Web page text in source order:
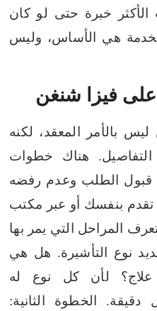
خبرة حتى لو كان
هي الأساس، وليس
فيزا شنغن
بالأمر المعقد، لكنه
التفاصيل. هناك خطوات
قبول الطلب وعدم رفضه
بنفسك أو عبر مكتب
المراحل التي يمر بها
نوع التأشيرة. هل هي
علاج؟ لأن كل نوع له
الخطوة الثانية: